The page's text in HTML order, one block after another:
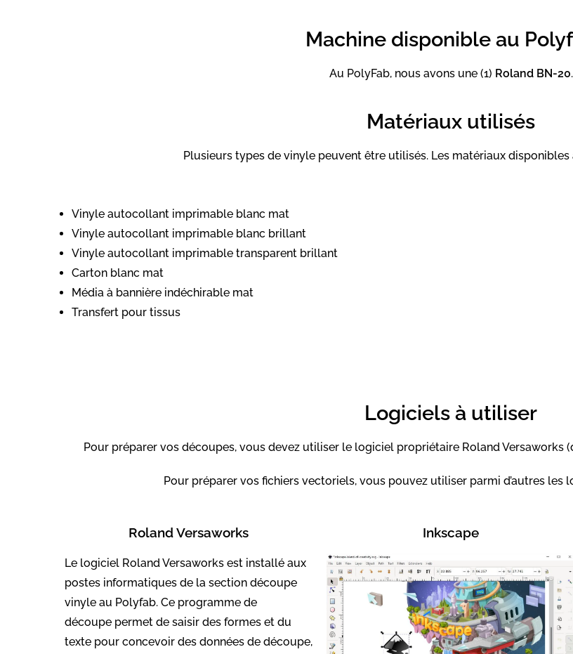
Machine disponible au
Au PolyFab, nous avons une (1) Roland BN-20.
Matériaux utilisés
Plusieurs types de vinyle peuvent être utilisés. Les matériaux
Vinyle autocollant imprimable blanc mat
Vinyle autocollant imprimable blanc brillant
Vinyle autocollant imprimable transparent brillant
Carton blanc mat
Média à bannière indéchirable mat
Transfert pour tissus
Logiciels à utiliser
Pour préparer vos découpes, vous devez utiliser le logiciel propriétaire Roland Versaworks
Pour préparer vos fichiers vectoriels, vous pouvez utiliser parmi d’autres les
Roland Versaworks
Le logiciel RolandVersaworks est installé aux
postes informatiques de la section découpe
vinyle au Polyfab. Ce programme de
découpe permet de saisir des formes et du
texte pour concevoir des données de découpe,
Inkscape